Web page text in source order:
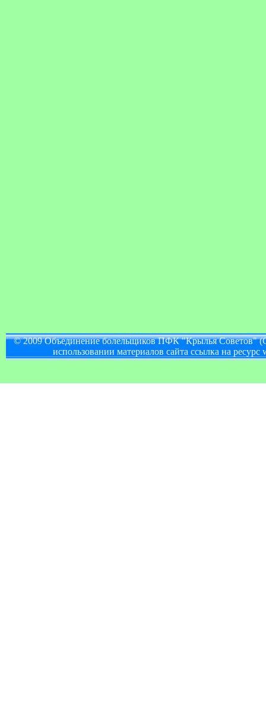
© 2009 Объединение болельщиков ПФК "Крылья
использовании материалов сайта ссылка на ресурс